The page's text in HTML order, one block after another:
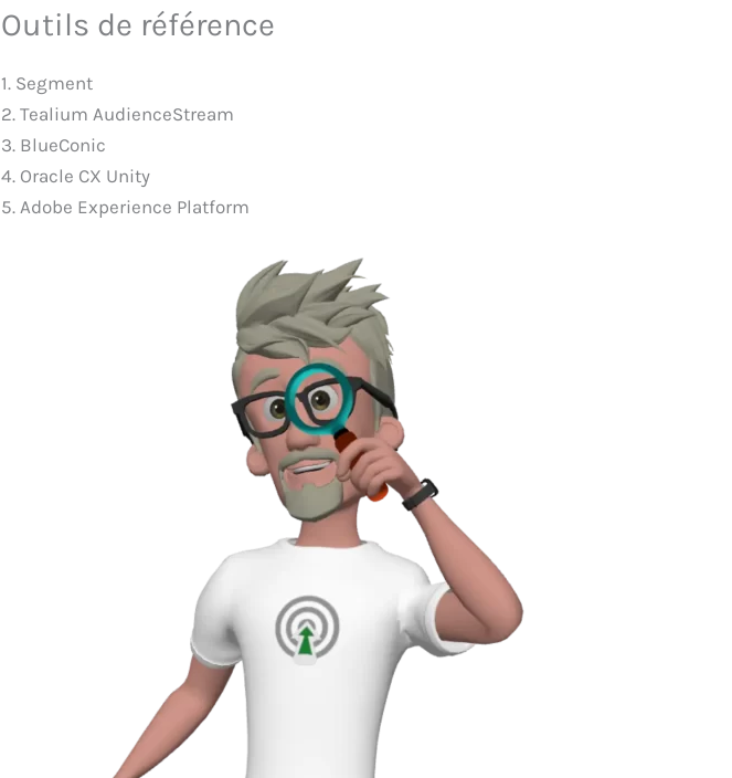
Outils de référence
1. Segment
2. Tealium AudienceStream
3. BlueConic
4. Oracle CX Unity
5. Adobe Experience Platform